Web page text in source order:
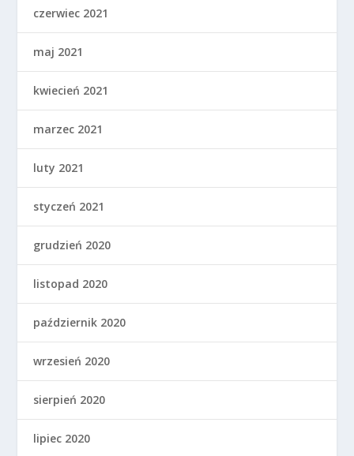
czerwiec 2021
maj 2021
kwiecień 2021
marzec 2021
luty 2021
styczeń 2021
grudzień 2020
listopad 2020
październik 2020
wrzesień 2020
sierpień 2020
lipiec 2020